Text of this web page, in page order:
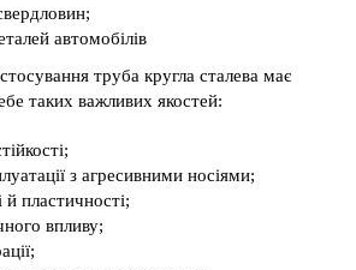
автомобілів
труба кругла сталева має
таких важливих якостей:
з агресивними носіями;
й пластичності;
впливу;